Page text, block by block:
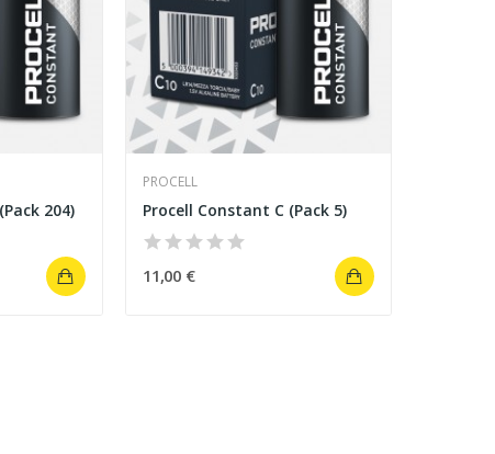
204)
PROCELL
Procell Constant C (Pack 5)
11,00 €